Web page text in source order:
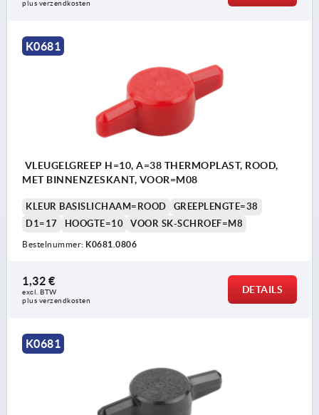
plus verzendkosten
K0681
VLEUGELGREEP H=10, A=38 THERMOPLAST, ROOD,
MET BINNENZESKANT, VOOR=M08
KLEUR BASISLICHAAM=ROOD
GREEPLENGTE=38
D1=17
HOOGTE=10 VOOR SK-SCHROEF=M8
Bestelnummer: K0681.0806
1,32 €
excl. BTW
plus verzendkosten
DETAILS
K0681